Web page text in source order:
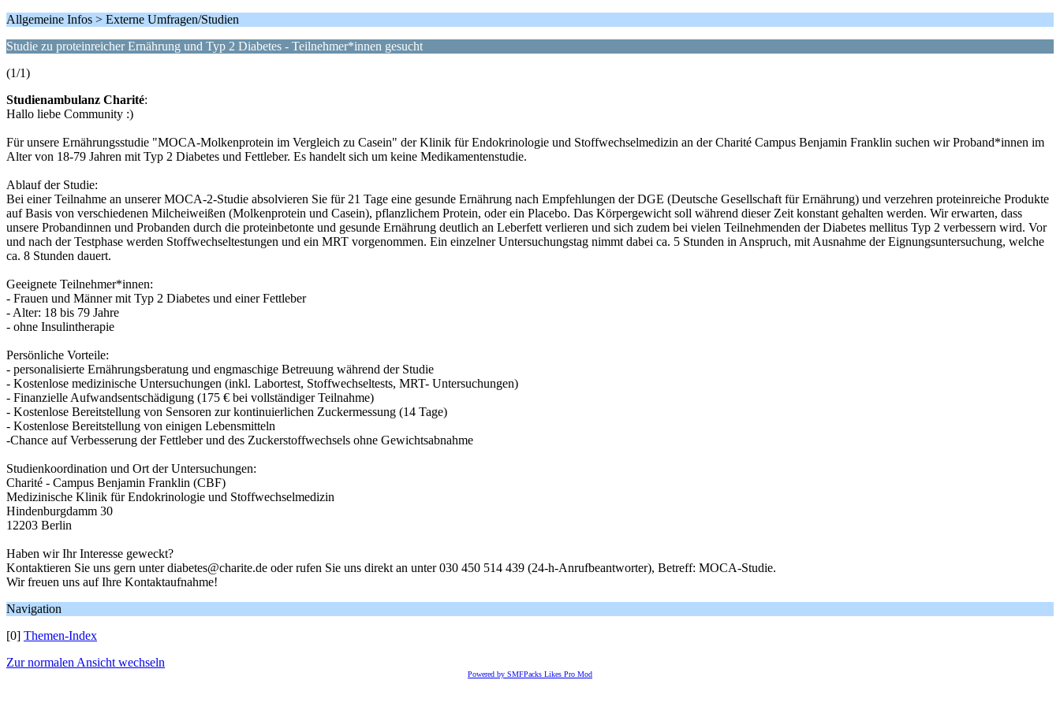
Allgemeine Infos > Externe Umfragen/Studien
Studie zu proteinreicher Ernährung und Typ 2 Diabetes - Teilnehmer*innen gesucht
(1/1)
Studienambulanz Charité:
Hallo liebe Community :)
Für unsere Ernährungsstudie "MOCA-Molkenprotein im Vergleich zu Casein" der Klinik für Endokrinologie und Stoffwechselmedizin an der Charité Campus Benjamin Franklin suchen wir Proband*innen im
Alter von 18-79 Jahren mit Typ 2 Diabetes und Fettleber. Es handelt sich um keine Medikamentenstudie.
Ablauf der Studie:
Bei einer Teilnahme an unserer MOCA-2-Studie absolvieren Sie für 21 Tage eine gesunde Ernährung nach Empfehlungen der DGE (Deutsche Gesellschaft für Ernährung) und verzehren proteinreiche Produkte
auf Basis von verschiedenen Milcheiweißen (Molkenprotein und Casein), pflanzlichem Protein, oder ein Placebo. Das Körpergewicht soll während dieser Zeit konstant gehalten werden. Wir erwarten, dass
unsere Probandinnen und Probanden durch die proteinbetonte und gesunde Ernährung deutlich an Leberfett verlieren und sich zudem bei vielen Teilnehmenden der Diabetes mellitus Typ 2 verbessern wird. Vor
und nach der Testphase werden Stoffwechseltestungen und ein MRT vorgenommen. Ein einzelner Untersuchungstag nimmt dabei ca. 5 Stunden in Anspruch, mit Ausnahme der Eignungsuntersuchung, welche
ca. 8 Stunden dauert.
Geeignete Teilnehmer*innen:
- Frauen und Männer mit Typ 2 Diabetes und einer Fettleber
- Alter: 18 bis 79 Jahre
- ohne Insulintherapie
Persönliche Vorteile:
- personalisierte Ernährungsberatung und engmaschige Betreuung während der Studie
- Kostenlose medizinische Untersuchungen (inkl. Labortest, Stoffwechseltests, MRT- Untersuchungen)
- Finanzielle Aufwandsentschädigung (175 € bei vollständiger Teilnahme)
- Kostenlose Bereitstellung von Sensoren zur kontinuierlichen Zuckermessung (14 Tage)
- Kostenlose Bereitstellung von einigen Lebensmitteln
-Chance auf Verbesserung der Fettleber und des Zuckerstoffwechsels ohne Gewichtsabnahme
Studienkoordination und Ort der Untersuchungen:
Charité - Campus Benjamin Franklin (CBF)
Medizinische Klinik für Endokrinologie und Stoffwechselmedizin
Hindenburgdamm 30
12203 Berlin
Haben wir Ihr Interesse geweckt?
Kontaktieren Sie uns gern unter diabetes@charite.de oder rufen Sie uns direkt an unter 030 450 514 439 (24-h-Anrufbeantworter), Betreff: MOCA-Studie.
Wir freuen uns auf Ihre Kontaktaufnahme!
Navigation
[0] Themen-Index
Zur normalen Ansicht wechseln
Powered by SMFPacks Likes Pro Mod